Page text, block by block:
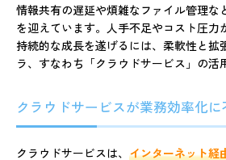
情報共有の遅延や煩雑なファイル管理な
を迎えています。人手不足やコスト圧力
持続的な成長を遂げるには、柔軟性と拡
ラ、すなわち「クラウドサービス」の活
クラウドサービスが業務効率化
クラウドサービスは、 インターネット経